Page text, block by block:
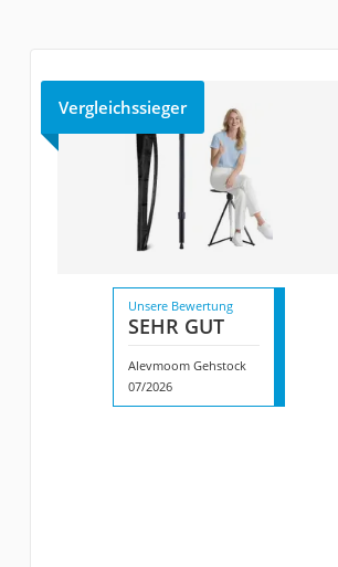
Vergleichssieger
Unsere Bewertung
SEHR GUT
Alevmoom Gehstock
07/2026